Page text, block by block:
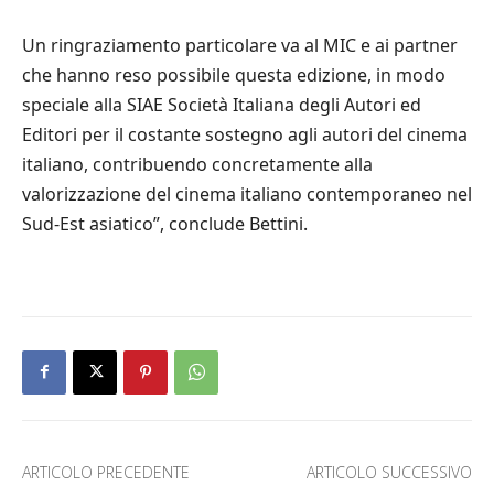
Un ringraziamento particolare va al MIC e ai partner
che hanno reso possibile questa edizione, in modo
speciale alla SIAE Società Italiana degli Autori ed
Editori per il costante sostegno agli autori del cinema
italiano, contribuendo concretamente alla
valorizzazione del cinema italiano contemporaneo nel
Sud-Est asiatico”, conclude Bettini.
ARTICOLO PRECEDENTE ARTICOLO SUCCESSIVO